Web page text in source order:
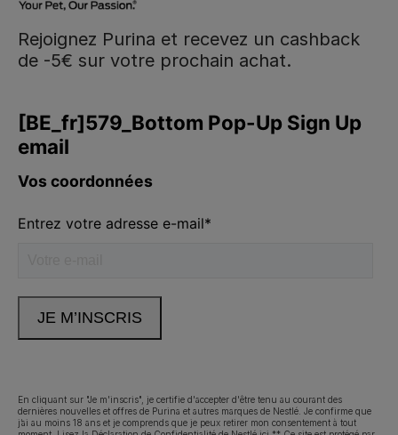
Rejoignez Purina et recevez un cashback
de -5€ sur votre prochain achat.
En cliquant sur "Je m'inscris", je certifie d'accepter d'être tenu au courant des
dernières nouvelles et offres de Purina et autres marques de Nestlé. Je confirme que
j’ai au moins 18 ans et je comprends que je peux retirer mon consentement à tout
Neem contact met ons op
Déclaration d'accessibilité Conditions d’utilisation